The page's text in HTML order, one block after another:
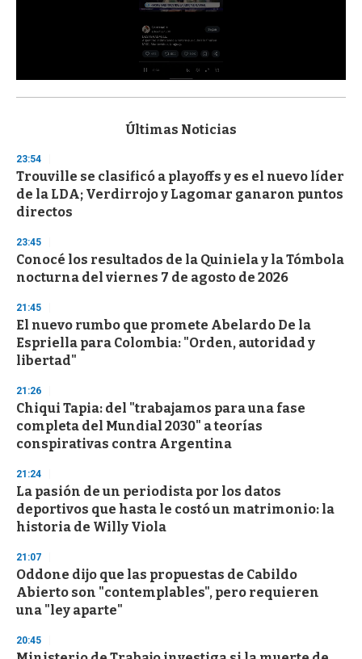
s
d
s
o
f
3
s
e
c
o
d
s
Últimas Noticias
23:54
Trouville se clasificó a playoffs y es el nuevo líder
de la LDA; Verdirrojo y Lagomar ganaron puntos
directos
23:45
Conocé los resultados de la Quiniela y la Tómbola
nocturna del viernes 7 de agosto de 2026
21:45
El nuevo rumbo que promete Abelardo De la
Espriella para Colombia: "Orden, autoridad y
libertad"
21:26
Chiqui Tapia: del "trabajamos para una fase
completa del Mundial 2030" a teorías
conspirativas contra Argentina
21:24
La pasión de un periodista por los datos
deportivos que hasta le costó un matrimonio: la
historia de Willy Viola
21:07
Oddone dijo que las propuestas de Cabildo
Abierto son "contemplables", pero requieren
una "ley aparte"
20:45